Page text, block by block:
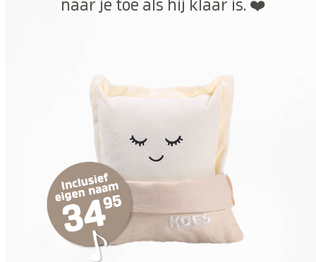
naar je toe als hij klaar is. ❤️